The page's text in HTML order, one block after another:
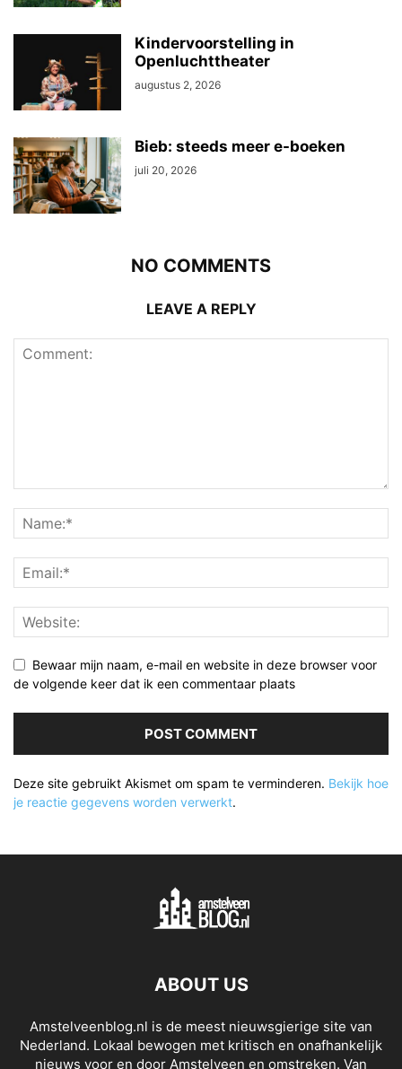
Kindervoorstelling in
Openluchttheater
augustus 2, 2026
Bieb: steeds meer e-boeken
juli 20, 2026
NO COMMENTS
LEAVE A REPLY
Bewaar mijn naam, e-mail en website in deze browser voor
de volgende keer dat ik een commentaar plaats
Deze site gebruikt Akismet om spam te verminderen. Bekijk hoe
je reactie gegevens worden verwerkt.
ABOUT US
Amstelveenblog.nl is de meest nieuwsgierige site van
Nederland. Lokaal bewogen met kritisch en onafhankelijk
nieuws voor en door Amstelveen en omstreken. Van